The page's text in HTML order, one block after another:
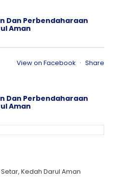
Dan Perbendaharaan
Aman
View on Facebook · Share
Dan Perbendaharaan
Aman
Kedah Darul Aman